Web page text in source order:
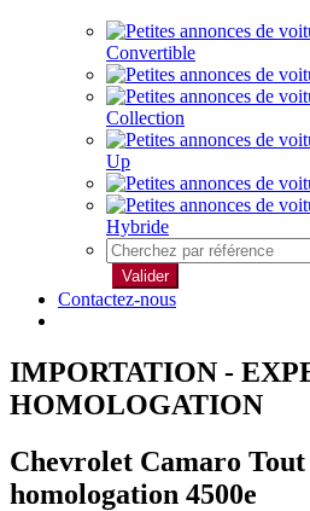
Convertible
Collection
Up
Hybride
Valider
Contactez-nous
IMPORTATION -
HOMOLOGATION
Chevrolet Camaro
homologation 4500e